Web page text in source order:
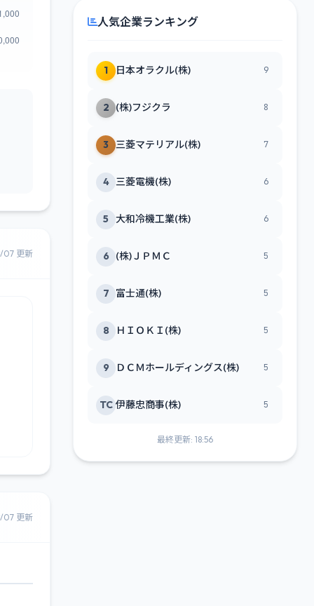
更新
更新
人気企業ランキング
1 日本オラクル(株) 9
2 (株)フジクラ 8
3 三菱マテリアル(株) 7
4 三菱電機(株) 6
5 大和冷機工業(株) 6
6 (株)ＪＰＭＣ 5
7 富士通(株) 5
8 ＨＩＯＫＩ(株) 5
9 ＤＣＭホールディングス(株) 5
TC 伊藤忠商事(株) 5
最終更新: 18:56